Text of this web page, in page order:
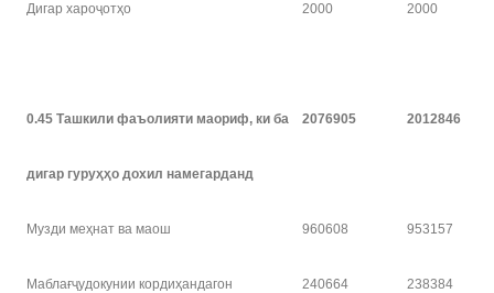
Дигар хароҷотҳо 2000 2000
0.45 Ташкили фаъолияти маориф, ки ба 2076905 2012846
дигар гуруҳҳо дохил намегарданд
Музди меҳнат ва маош 960608 953157
Маблағҷудокунии кордиҳандагон 240664 238384